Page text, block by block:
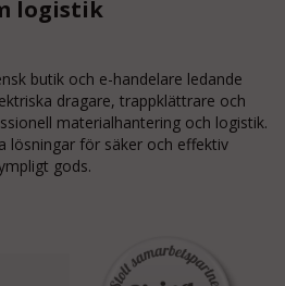
logistik
butik och e-handelare ledande
dragare, trappklättrare och
materialhantering och logistik.
lösningar för säker och effektiv
gods.